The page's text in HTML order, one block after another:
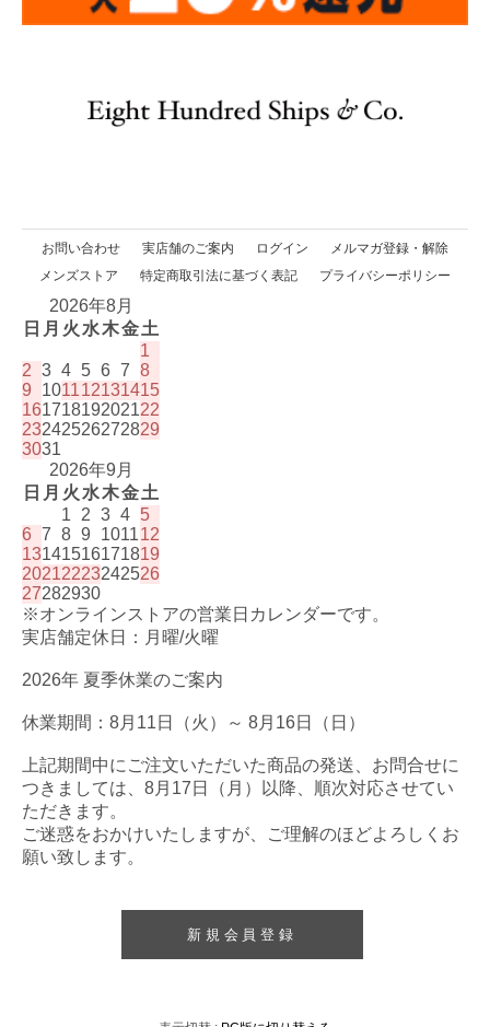
お問い合わせ 実店舗のご案内 ログイン
メルマガ登録・解除
メンズストア
特定商取引法に基づく表記 プライバシーポリシー
2026年8月
日 月 火 水木金土
1
2 3 4 5 6 7 8
9
101112131415
16171819202122
23242526272829
3031
2026年9月
日 月 火 水木金土
1
2 3 4 5
6 7 8 9 101112
13141516171819
20212223242526
27282930
※オンラインストアの営業日カレンダーです。
実店舗定休日：月曜/火曜
2026年 夏季休業のご案内
休業期間：8月11日（火）～ 8月16日（日）
上記期間中にご注文いただいた商品の発送、お問合せに
つきましては、8月17日（月）以降、順次対応させてい
ただきます。
ご迷惑をおかけいたしますが、ご理解のほどよろしくお
願い致します。
新規会員登録